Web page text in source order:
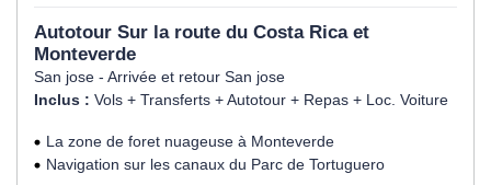
Autotour Sur la route du Costa Rica et
Monteverde
San jose - Arrivée et retour San jose
Inclus : Vols + Transferts + Autotour + Repas + Loc. Voiture
La zone de foret nuageuse à Monteverde
Navigation sur les canaux du Parc de Tortuguero